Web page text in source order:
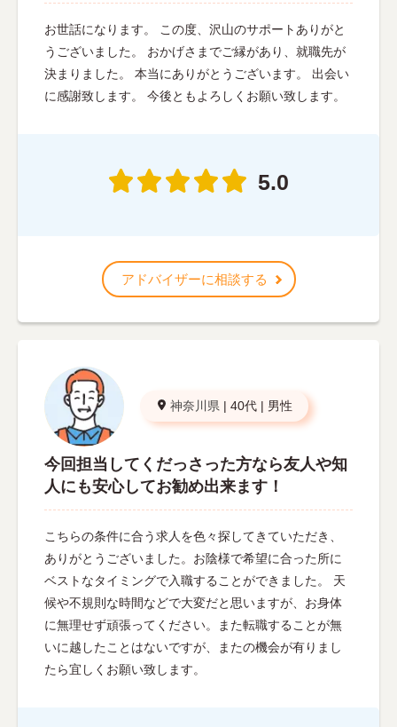
お世話になります。 この度、沢山のサポートありがと
うございました。 おかげさまでご縁があり、就職先が
決まりました。 本当にありがとうございます。 出会い
に感謝致します。 今後ともよろしくお願い致します。
5.0
アドバイザーに相談する
神奈川県 | 40代 | 男性
今回担当してくだっさった方なら友人や知
人にも安心してお勧め出来ます！
こちらの条件に合う求人を色々探してきていただき、
ありがとうございました。お陰様で希望に合った所に
ベストなタイミングで入職することができました。 天
候や不規則な時間などで大変だと思いますが、お身体
に無理せず頑張ってください。また転職することが無
いに越したことはないですが、またの機会が有りまし
たら宜しくお願い致します。